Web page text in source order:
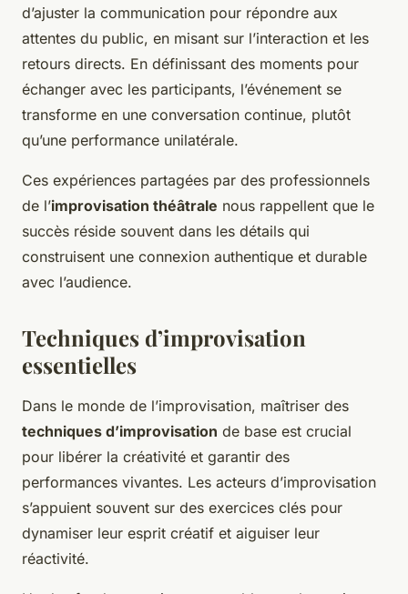
d’ajuster la communication pour répondre aux
attentes du public, en misant sur l’interaction et les
retours directs. En définissant des moments pour
échanger avec les participants, l’événement se
transforme en une conversation continue, plutôt
qu’une performance unilatérale.
Ces expériences partagées par des professionnels
de l’improvisation théâtrale nous rappellent que le
succès réside souvent dans les détails qui
construisent une connexion authentique et durable
avec l’audience.
Techniques d’improvisation
essentielles
Dans le monde de l’improvisation, maîtriser des
techniques d’improvisation de base est crucial
pour libérer la créativité et garantir des
performances vivantes. Les acteurs d’improvisation
s’appuient souvent sur des exercices clés pour
dynamiser leur esprit créatif et aiguiser leur
réactivité.